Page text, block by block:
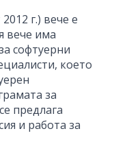
г.) вече е
вече има
софтуерни
което
за
предлага
и работа за